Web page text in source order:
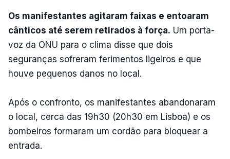
Os manifestantes agitaram faixas e entoaram
cânticos até serem retirados à força. Um porta-
voz da ONU para o clima disse que dois
seguranças sofreram ferimentos ligeiros e que
houve pequenos danos no local.
Após o confronto, os manifestantes abandonaram
o local, cerca das 19h30 (20h30 em Lisboa) e os
bombeiros formaram um cordão para bloquear a
entrada.